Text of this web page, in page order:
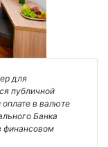
для
публичной
в валюте
Банка
финансовом